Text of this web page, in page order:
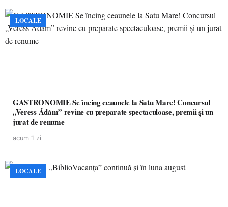
LOCALE
GASTRONOMIE Se încing ceaunele la Satu Mare! Concursul
„Veress Ádám” revine cu preparate spectaculoase, premii și un
jurat de renume
acum 1 zi
LOCALE